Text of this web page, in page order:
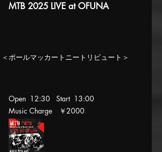
MTB 2025 LIVE at OFUNA
​＜ポールマッカートニートリビュート＞
Open 12:30 Start 13:00
Music Charge ￥2000